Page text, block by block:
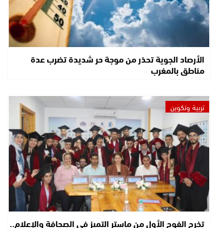
الأرصاد الجوية تحذر من موجة حر شديدة تضرب عدة
مناطق بالمغرب
تربية وتكوين
تخرج الفوج الأول من ماستر التميز في الصحافة والإعلام..